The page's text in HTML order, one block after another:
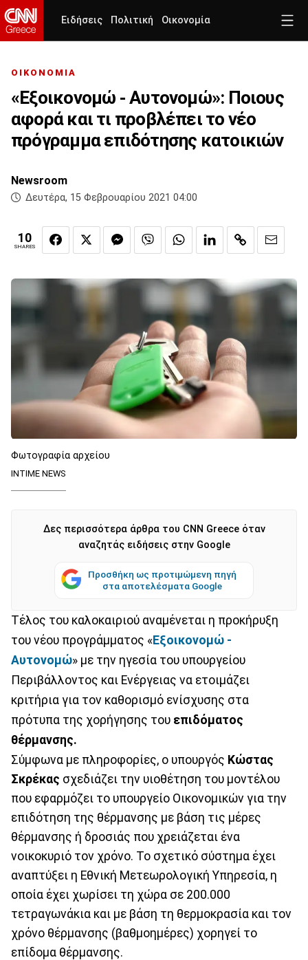
Ειδήσεις Πολιτική Οικονομία
ΟΙΚΟΝΟΜΙΑ
«Εξοικονομώ - Αυτονομώ»: Ποιους
αφορά και τι προβλέπει το νέο
πρόγραμμα επιδότησης κατοικιών
Newsroom
Δευτέρα, 15 Φεβρουαρίου 2021 04:00
10
SHARES
Φωτογραφία αρχείου
INTIME NEWS
Δες περισσότερα άρθρα του CNN Greece όταν
αναζητάς ειδήσεις στην Google
Προσθήκη ως προτιμώμενη πηγή
στα αποτελέσματα Google
Τέλος του καλοκαιριού αναμένεται η προκήρυξη
του νέου προγράμματος «Εξοικονομώ -
Αυτονομώ» με την ηγεσία του υπουργείου
Περιβάλλοντος και Ενέργειας να ετοιμάζει
κριτήρια για τον καθορισμό ενίσχυσης στα
πρότυπα της χορήγησης του επιδόματος
θέρμανσης.
Σύμφωνα με πληροφορίες, ο υπουργός Κώστας
Σκρέκας σχεδιάζει την υιοθέτηση του μοντέλου
που εφαρμόζει το υπουργείο Οικονομικών για την
επιδότηση της θέρμανσης με βάση τις μέρες
θέρμανσης ή δροσιάς που χρειάζεται ένα
νοικοκυριό τον χρόνο. Το σχετικό σύστημα έχει
αναπτύξει η Εθνική Μετεωρολογική Υπηρεσία, η
οποία έχει χωρίσει τη χώρα σε 200.000
τετραγωνάκια και με βάση τη θερμοκρασία και τον
χρόνο θέρμανσης (βαθμοημέρες) χορηγεί το
επίδομα θέρμανσης.